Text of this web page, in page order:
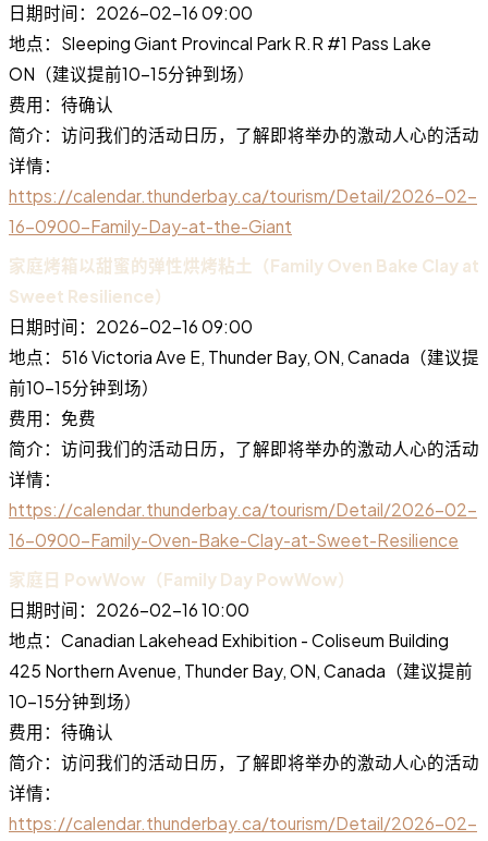
日期时间：2026-02-16 09:00
地点：Sleeping Giant Provincal Park R.R #1 Pass Lake
ON（建议提前10-15分钟到场）
费用：待确认
简介：访问我们的活动日历，了解即将举办的激动人心的活动
详情：
https://calendar.thunderbay.ca/tourism/Detail/2026-02-
16-0900-Family-Day-at-the-Giant
家庭烤箱以甜蜜的弹性烘烤粘土（Family Oven Bake Clay at
Sweet Resilience）
日期时间：2026-02-16 09:00
地点：516 Victoria Ave E, Thunder Bay, ON, Canada（建议提
前10-15分钟到场）
费用：免费
简介：访问我们的活动日历，了解即将举办的激动人心的活动
详情：
https://calendar.thunderbay.ca/tourism/Detail/2026-02-
16-0900-Family-Oven-Bake-Clay-at-Sweet-Resilience
家庭日 PowWow（Family Day PowWow）
日期时间：2026-02-16 10:00
地点：Canadian Lakehead Exhibition - Coliseum Building
425 Northern Avenue, Thunder Bay, ON, Canada（建议提前
10-15分钟到场）
费用：待确认
简介：访问我们的活动日历，了解即将举办的激动人心的活动
详情：
https://calendar.thunderbay.ca/tourism/Detail/2026-02-